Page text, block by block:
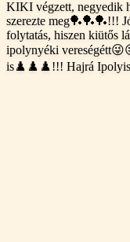
KIKI végzett, negyedik
szerezte meg🏓🏓🏓!!!
folytatás, hiszen kiütős
ipolynyéki
is♟️♟️♟️!!! Hajrá